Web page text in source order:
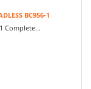
BC956-1
Complete...